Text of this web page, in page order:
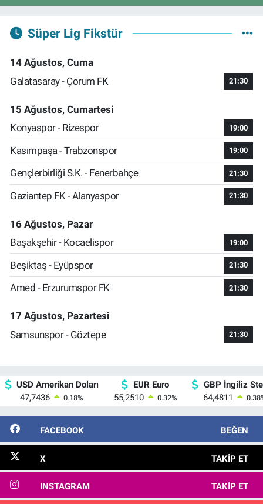
Süper Lig Fikstür
14 Ağustos, Cuma
Galatasaray - Çorum FK
21:30
15 Ağustos, Cumartesi
Konyaspor - Rizespor
19:00
Kasımpaşa - Trabzonspor 19:00
Gençlerbirliği S.K. - Fenerbahçe 21:30
Gaziantep FK - Alanyaspor 21:30
16 Ağustos, Pazar
Başakşehir - Kocaelispor
19:00
Beşiktaş - Eyüpspor 21:30
Amed - Erzurumspor FK 21:30
17 Ağustos, Pazartesi
Samsunspor - Göztepe
21:30
USD Amerikan Doları
47,7436
0.18%
EUR Euro
55,2510
0.32%
GBP İngiliz
64,4811
0.38
FACEBOOK BEĞEN
X TAKIP ET
INSTAGRAM TAKIP ET